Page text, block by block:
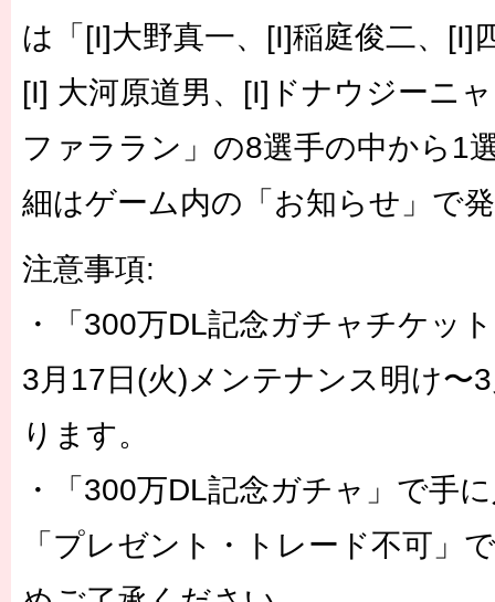
は「[I]大野真一、[I]稲庭俊二、[I]
[I] 大河原道男、[I]ドナウジーニ
ファララン」の8選手の中から1
細はゲーム内の「お知らせ」で
注意事項:
・「300万DL記念ガチャチケッ
3月17日(火)メンテナンス明け〜
ります。
・「300万DL記念ガチャ」で手
「プレゼント・トレード不可」